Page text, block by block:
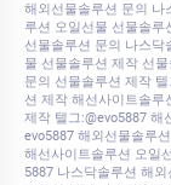
해외선물솔루션 문의 나
루션 오일선물 선물솔루
선물솔루션 문의 나스닥
물 선물솔루션 제작 선
문의 선물솔루션 제작
션 제작 해선사이트솔루
제작 텔그:@evo5887 해
evo5887 해외선물솔루
해선사이트솔루션 오일
5887 나스닥솔루션 해